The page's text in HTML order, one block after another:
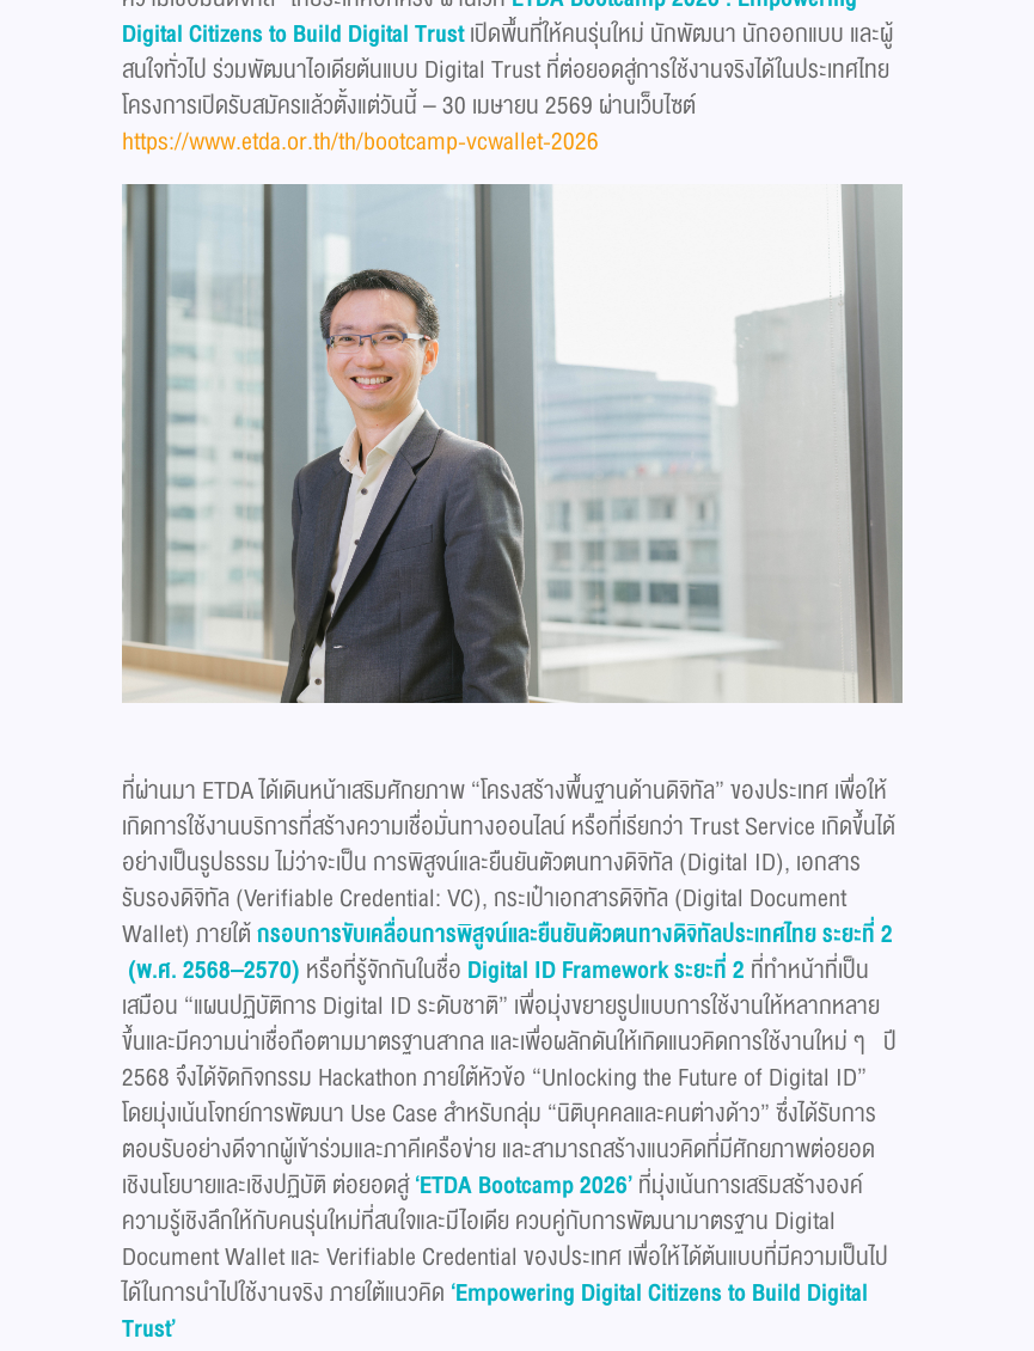
Digital Citizens to Build Digital Trustเปิดพื้นที่ให้คนรุ่นใหม่ นักพัฒนา นักออกแบบ และผู้
สนใจทั่วไป ร่วมพัฒนาไอเดียต้นแบบ Digital Trust ที่ต่อยอดสู่การใช้งานจริงได้ในประเทศไทย
โครงการเปิดรับสมัครแล้วตั้งแต่วันนี้ – 30 เมษายน 2569 ผ่านเว็บไซต์
https://www.etda.or.th/th/bootcamp-vcwallet-2026
ที่ผ่านมา ETDA ได้เดินหน้าเสริมศักยภาพ “โครงสร้างพื้นฐานด้านดิจิทัล” ของประเทศ เพื่อให้
เกิดการใช้งานบริการที่สร้างความเชื่อมั่นทางออนไลน์ หรือที่เรียกว่า Trust Service เกิดขึ้นได้
อย่างเป็นรูปธรรม ไม่ว่าจะเป็น การพิสูจน์และยืนยันตัวตนทางดิจิทัล (Digital ID), เอกสาร
รับรองดิจิทัล (Verifiable Credential: VC), กระเป๋าเอกสารดิจิทัล (Digital Document
Wallet) ภายใต้กรอบการขับเคลื่อนการพิสูจน์และยืนยันตัวตนทางดิจิทัลประเทศไทย ระยะที่2
(พ.ศ. 2568–2570) หรือที่รู้จักกันในชื่อ Digital ID Frameworkระยะที่2 ที่ทำหน้าที่เป็น
เสมือน “แผนปฏิบัติการ Digital ID ระดับชาติ” เพื่อมุ่งขยายรูปแบบการใช้งานให้หลากหลาย
ขึ้นและมีความน่าเชื่อถือตามมาตรฐานสากล และเพื่อผลักดันให้เกิดแนวคิดการใช้งานใหม่ ๆ ปี
2568 จึงได้จัดกิจกรรม Hackathon ภายใต้หัวข้อ “Unlocking the Future of Digital ID”
โดยมุ่งเน้นโจทย์การพัฒนา Use Case สำหรับกลุ่ม “นิติบุคคลและคนต่างด้าว” ซึ่งได้รับการ
ตอบรับอย่างดีจากผู้เข้าร่วมและภาคีเครือข่าย และสามารถสร้างแนวคิดที่มีศักยภาพต่อยอด
เชิงนโยบายและเชิงปฏิบัติ ต่อยอดสู่‘ETDA Bootcamp2026’ที่มุ่งเน้นการเสริมสร้างองค์
ความรู้เชิงลึกให้กับคนรุ่นใหม่ที่สนใจและมีไอเดีย ควบคู่กับการพัฒนามาตรฐาน Digital
Document Wallet และ Verifiable Credential ของประเทศ เพื่อให้ได้ต้นแบบที่มีความเป็นไป
ได้ในการนำไปใช้งานจริง ภายใต้แนวคิด ‘Empowering Digital Citizens to Build Digital
Trust’